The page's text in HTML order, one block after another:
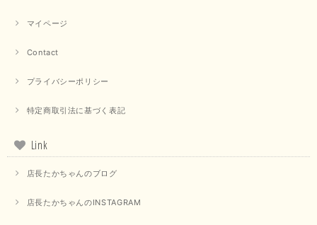
マイページ
Contact
プライバシーポリシー
特定商取引法に基づく表記
Link
店長たかちゃんのブログ
店長たかちゃんのINSTAGRAM